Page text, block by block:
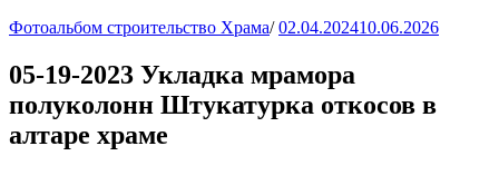
Фотоальбом строительство Храма/ 02.04.202410.06.2026
05-19-2023 Укладка мрамора
полуколонн Штукатурка откосов в
алтаре храме